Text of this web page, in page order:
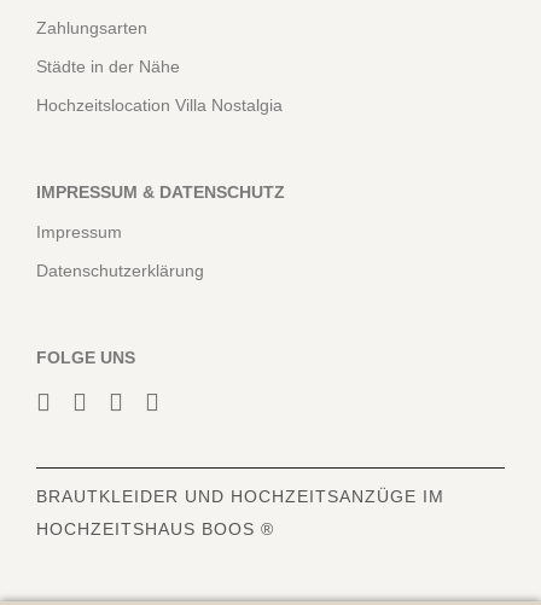
Zahlungsarten
Städte in der Nähe
Hochzeitslocation Villa Nostalgia
IMPRESSUM & DATENSCHUTZ
Impressum
Datenschutzerklärung
FOLGE UNS
BRAUTKLEIDER UND HOCHZEITSANZÜGE IM
HOCHZEITSHAUS BOOS ®